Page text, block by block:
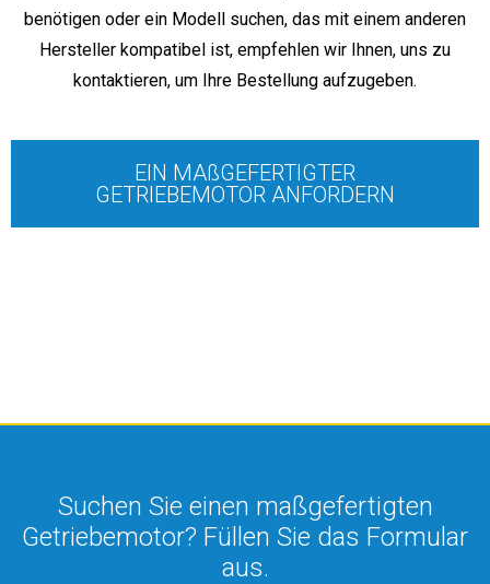
benötigen oder ein Modell suchen, das mit einem anderen
Hersteller kompatibel ist, empfehlen wir Ihnen, uns zu
kontaktieren, um Ihre Bestellung aufzugeben.
EIN MAßGEFERTIGTER
GETRIEBEMOTOR ANFORDERN
Suchen Sie einen maßgefertigten
Getriebemotor? Füllen Sie das Formular
aus.